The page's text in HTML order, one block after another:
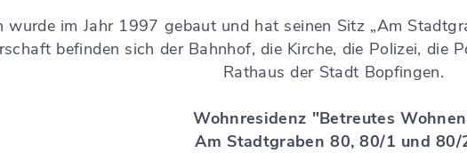
wurde im Jahr 1997 gebaut und hat seinen Sitz „Am
befinden sich der Bahnhof, die Kirche, die Polizei, die
Rathaus der Stadt Bopfingen.
Wohnresidenz "Betreutes
Am Stadtgraben 80, 80/1 und 80/